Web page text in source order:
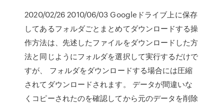
2020/02/26 2010/06/03 Googleドライブ上に保存
してあるフォルダごとまとめてダウンロードする操
作方法は、先述したファイルをダウンロードした方
法と同じようにフォルダを選択して実行するだけで
すが、 フォルダをダウンロードする場合には圧縮
されてダウンロードされます。 データが間違いな
くコピーされたのを確認してから元のデータを削除